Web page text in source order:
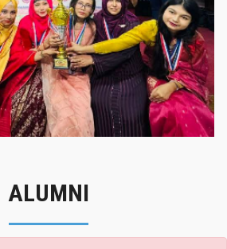
গৌরবের মুহূর্ত
ALUMNI